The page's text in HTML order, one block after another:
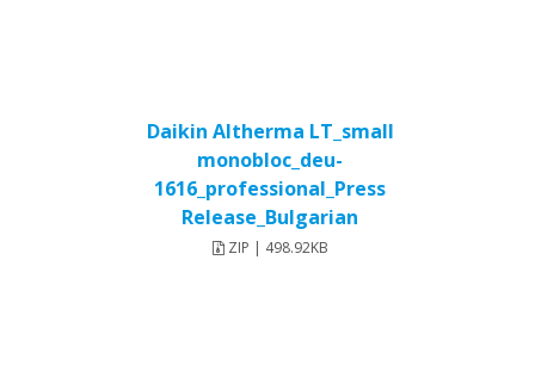
Daikin Altherma LT_small
monobloc_deu-
1616_professional_Press
Release_Bulgarian
ZIP | 498.92KB